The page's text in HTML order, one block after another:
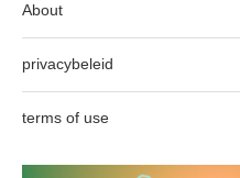
About
privacybeleid
terms of use